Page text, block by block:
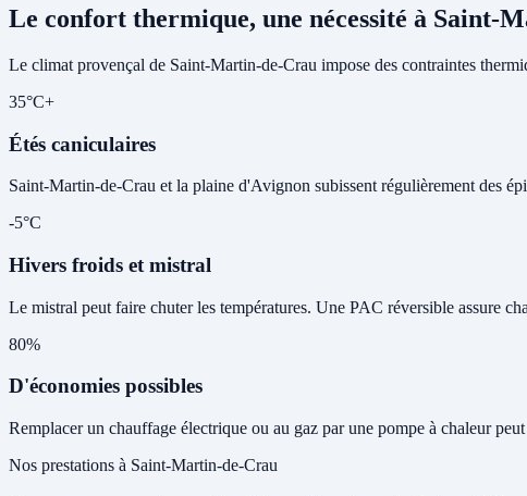
Le confort thermique, une nécessité à Saint-
Le climat provençal de Saint-Martin-de-Crau impose des contraintes
35°C+
Étés caniculaires
Saint-Martin-de-Crau et la plaine d'Avignon subissent régulièrement des
-5°C
Hivers froids et mistral
Le mistral peut faire chuter les températures. Une PAC réversible assure
80%
D'économies possibles
Remplacer un chauffage électrique ou au gaz par une pompe à chaleur
Nos prestations à Saint-Martin-de-Crau